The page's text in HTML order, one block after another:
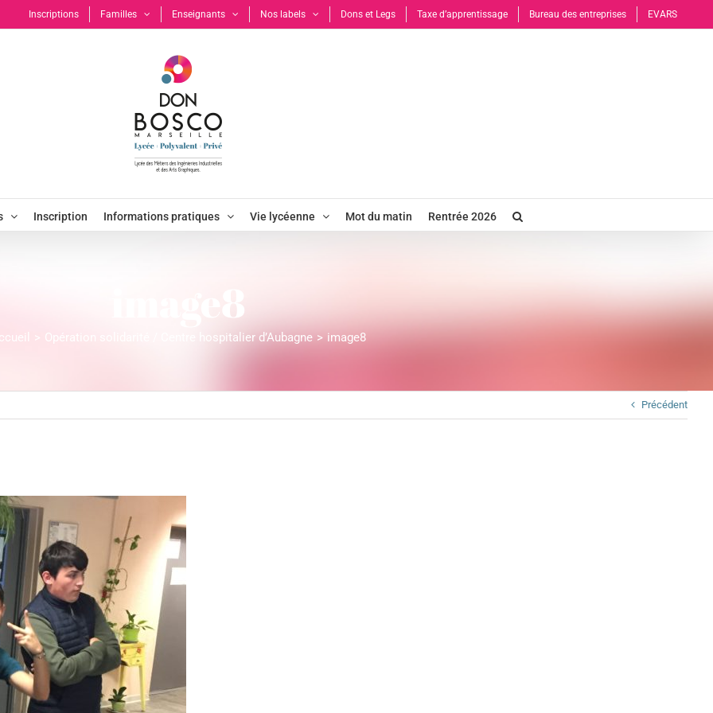
Inscriptions Familles Enseignants Nos labels Dons et Legs Taxe d’apprentissage Bureau des entreprises EVARS
Inscription Informations pratiques Vie lycéenne Mot du matin Rentrée 2026
image8
Opération solidarité / Centre hospitalier d’Aubagne image8
Précédent